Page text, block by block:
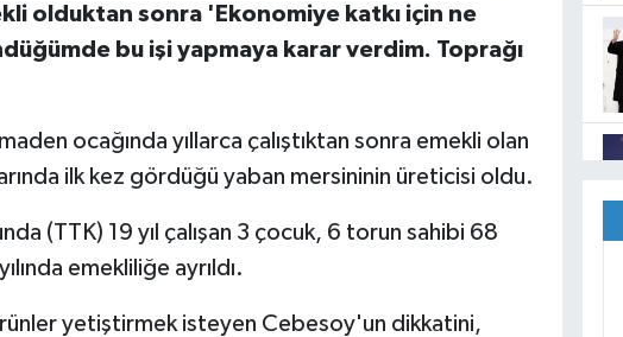
olduktan sonra 'Ekonomiye katkı için ne
bu işi yapmaya karar verdim. Toprağı
ocağında yıllarca çalıştıktan sonra emekli olan
ilk kez gördüğü yaban mersininin üreticisi oldu.
(TTK) 19 yıl çalışan 3 çocuk, 6 torun sahibi 68
emekliliğe ayrıldı.
yetiştirmek isteyen Cebesoy'un dikkatini,